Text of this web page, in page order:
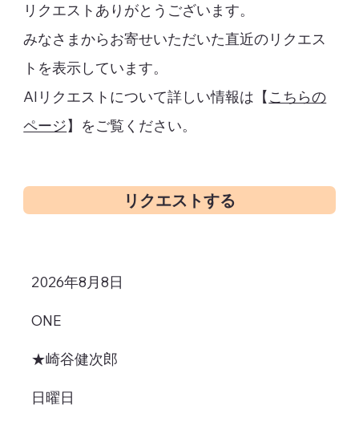
リクエストありがとうございます。
みなさまからお寄せいただいた直近のリクエス
トを表示しています。
AIリクエストについて詳しい情報は【こちらの
ページ】をご覧ください。
リクエストする
2026年8月8日
ONE
★崎谷健次郎
日曜日